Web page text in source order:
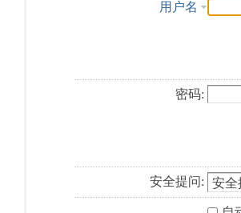
用户名
密码:
安全提问: